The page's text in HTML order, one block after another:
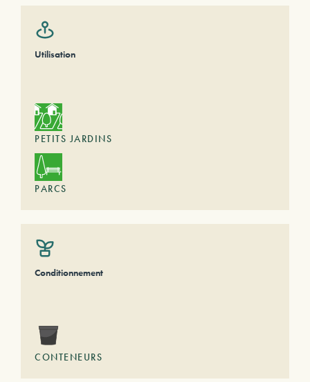
Utilisation
PETITS JARDINS
PARCS
Conditionnement
CONTENEURS